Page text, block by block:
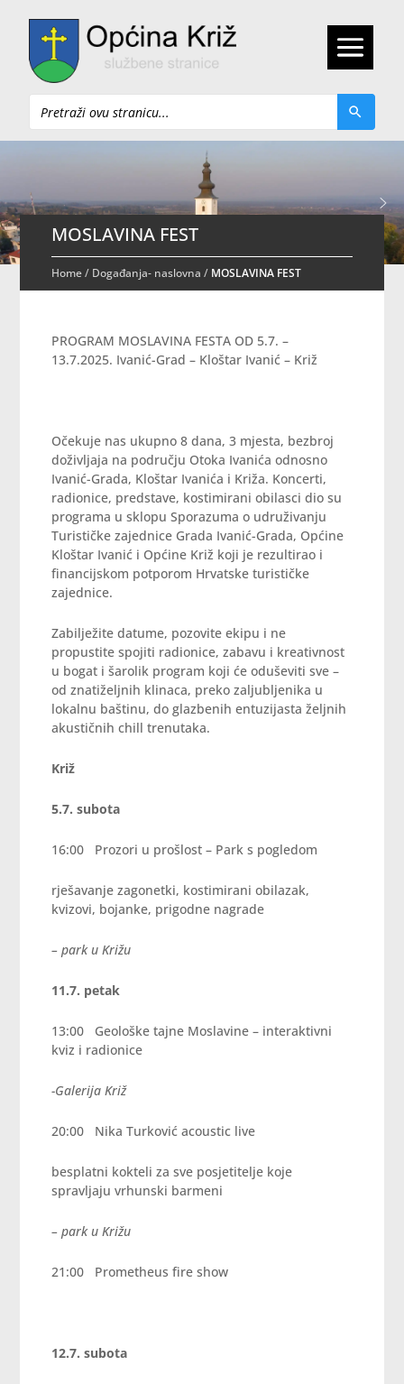
Pretraži
MOSLAVINA FEST
Home/ Događanja- naslovna / MOSLAVINA FEST
PROGRAM MOSLAVINA FESTA OD 5.7. –
13.7.2025. Ivanić-Grad – Kloštar Ivanić – Križ
Očekuje nas ukupno 8 dana, 3 mjesta, bezbroj
doživljaja na području Otoka Ivanića odnosno
Ivanić-Grada, Kloštar Ivanića i Križa. Koncerti,
radionice, predstave, kostimirani obilasci dio su
programa u sklopu Sporazuma o udruživanju
Turističke zajednice Grada Ivanić-Grada, Općine
Kloštar Ivanić i Općine Križ koji je rezultirao i
financijskom potporom Hrvatske turističke
zajednice.
Zabilježite datume, pozovite ekipu i ne
propustite spojiti radionice, zabavu i kreativnost
u bogat i šarolik program koji će oduševiti sve –
od znatiželjnih klinaca, preko zaljubljenika u
lokalnu baštinu, do glazbenih entuzijasta željnih
akustičnih chill trenutaka.
Križ
5.7. subota
16:00 Prozori u prošlost – Park s pogledom
rješavanje zagonetki, kostimirani obilazak,
kvizovi, bojanke, prigodne nagrade
– park u Križu
11.7. petak
13:00 Geološke tajne Moslavine – interaktivni
kviz i radionice
-Galerija Križ
20:00 Nika Turković acoustic live
besplatni kokteli za sve posjetitelje koje
spravljaju vrhunski barmeni
– park u Križu
21:00 Prometheus fire show
12.7. subota